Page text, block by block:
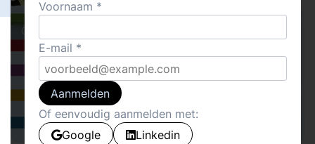
Cover stories
Voornaam
E-mail
Aanmelden
Of eenvoudig aanmelden met:
Google
Linkedin